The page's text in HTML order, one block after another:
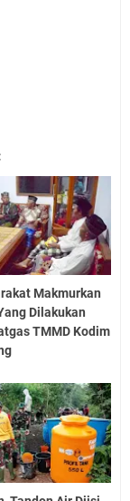
Makmurkan
Dilakukan
TMMD Kodim